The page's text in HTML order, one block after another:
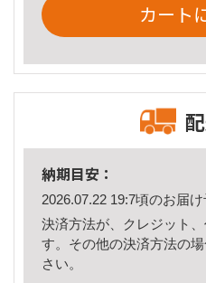
カート
納期目安：
2026.07.22 19:7頃のお届け
決済方法が、クレジット
す。その他の決済方法の
さい。